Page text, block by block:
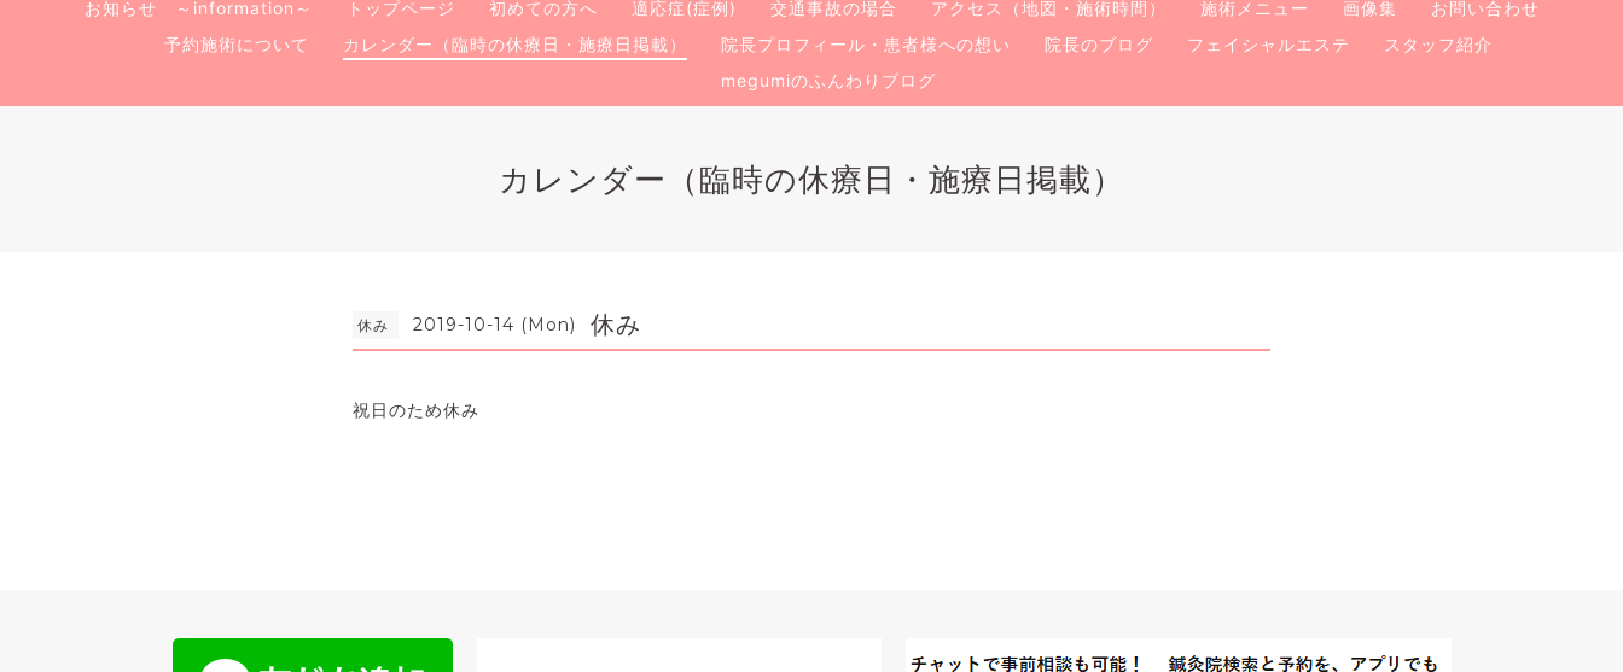
お知らせ ～information～ トップページ 初めての方へ 適応症(症例) 交通事故の場合 アクセス（地図・施術時間） 施術メニュー 画像集
お問い合わせ
予約施術について
カレンダー（臨時の休療日・施療日掲載） 院長プロフィール・患者様への想い 院長のブログ フェイシャルエステ
スタッフ紹介
megumiのふんわりブログ
カレンダー（臨時の休療日・施療日掲載）
休み 2019-10-14 (Mon) 休み
祝日のため休み